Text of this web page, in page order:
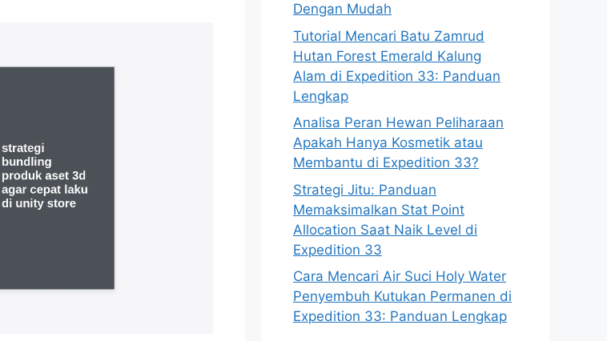
Dengan Mudah
Tutorial Mencari Batu Zamrud
Hutan Forest Emerald Kalung
Alam di Expedition 33: Panduan
Lengkap
Analisa Peran Hewan Peliharaan
Apakah Hanya Kosmetik atau
Membantu di Expedition 33?
Strategi Jitu: Panduan
Memaksimalkan Stat Point
Allocation Saat Naik Level di
Expedition 33
Cara Mencari Air Suci Holy Water
Penyembuh Kutukan Permanen di
Expedition 33: Panduan Lengkap